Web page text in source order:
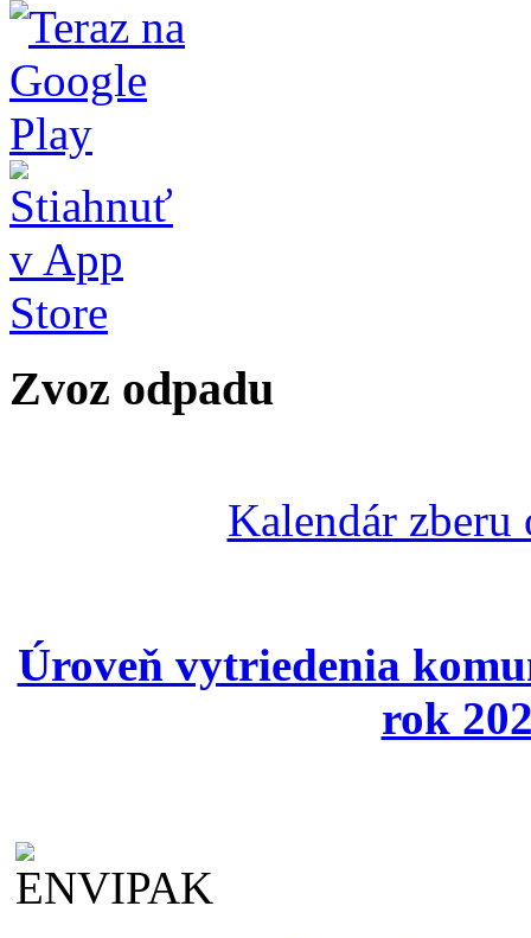
Zvoz odpadu
Kalendár zberu
Úroveň vytriedenia
rok